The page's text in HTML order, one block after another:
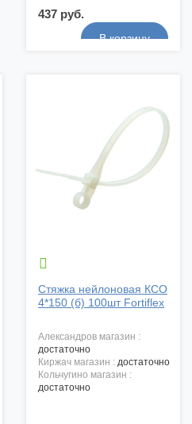
437 руб.

Стяжка нейлоновая КСО
4*150 (б) 100шт Fortiflex
александров магазин :
достаточно
киржач магазин : достаточно
кольчугино магазин :
достаточно